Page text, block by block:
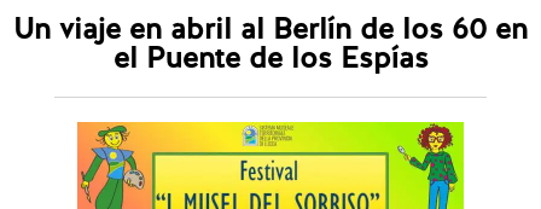
Un viaje en abril al Berlín de los 60 en
el Puente de los Espías